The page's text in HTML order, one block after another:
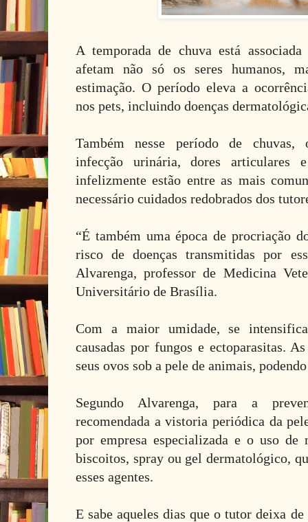
A temporada de chuva está
afetam não só os seres humanos,
estimação. O período eleva a
nos pets, incluindo doenças
Também nesse período de chuvas,
infecção urinária, dores articulares
infelizmente estão entre as mais
necessário cuidados redobrados dos
“É também uma época de procriação
risco de doenças transmitidas por
Alvarenga, professor de Medicina
Universitário de Brasília.
Com a maior umidade, se
causadas por fungos e ectoparasitas.
seus ovos sob a pele de animais,
Segundo Alvarenga, para a
recomendada a vistoria periódica da
por empresa especializada e o uso de
biscoitos, spray ou gel dermatológico,
esses agentes.
E sabe aqueles dias que o tutor deixa